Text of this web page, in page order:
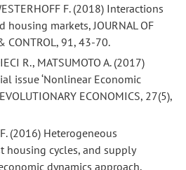
F. (2018) Interactions
markets, JOURNAL OF
CONTROL, 91, 43-70.
R., MATSUMOTO A. (2017)
issue ‘Nonlinear Economic
ECONOMICS, 27(5),
(2016) Heterogeneous
housing cycles, and supply
dynamics approach,